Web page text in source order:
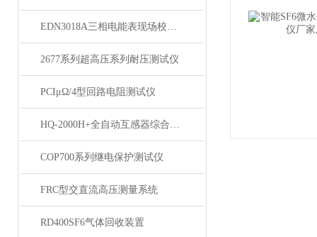
EDN3018A三相电能表现场校验仪
2677系列超高压系列耐压测试仪
PCIμΩ/4型回路电阻测试仪
HQ-2000H+全自动互感器综合测试仪
COP700系列继电保护测试仪
FRC型交直流高压测量系统
RD400SF6气体回收装置